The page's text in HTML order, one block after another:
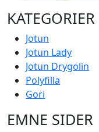
KATEGORIER
Jotun
Jotun Lady
Jotun Drygolin
Polyfilla
Gori
EMNE SIDER